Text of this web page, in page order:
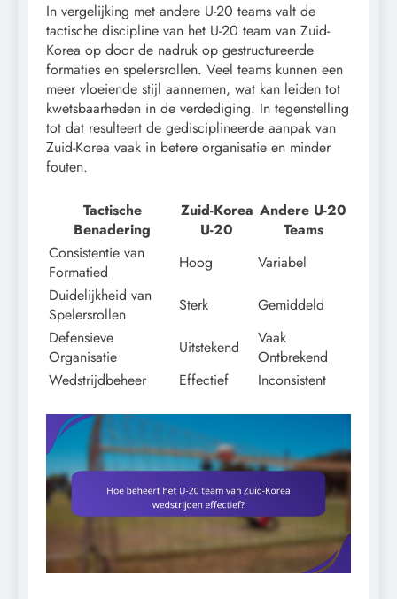
In vergelijking met andere U-20 teams valt de
tactische discipline van het U-20 team van Zuid-
Korea op door de nadruk op gestructureerde
formaties en spelersrollen. Veel teams kunnen een
meer vloeiende stijl aannemen, wat kan leiden tot
kwetsbaarheden in de verdediging. In tegenstelling
tot dat resulteert de gedisciplineerde aanpak van
Zuid-Korea vaak in betere organisatie en minder
fouten.
Tactische
Benadering
Zuid-Korea
U-20
Andere U-20
Teams
Consistentie van
Formatied
Hoog
Variabel
Duidelijkheid van
Spelersrollen
Sterk
Gemiddeld
Defensieve
Organisatie
Uitstekend
Vaak
Ontbrekend
Wedstrijdbeheer
Effectief Inconsistent